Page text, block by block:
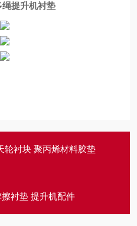
提升机衬垫
轮衬块 聚丙烯材料胶垫
衬垫 提升机配件